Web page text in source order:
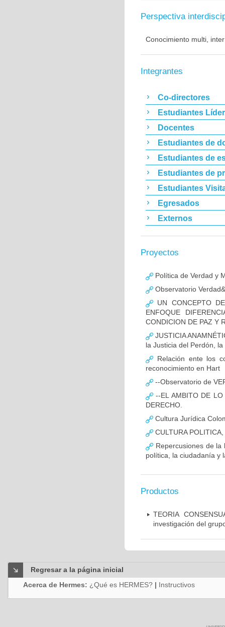
Perspectiva
Conocimiento multi,
Integrantes
Co-directores
Estudiantes
Docentes
Estudiantes de
Estudiantes de
Estudiantes de
Estudiantes
Egresados
Externos
Proyectos
Política de Verdad y
Observatorio
UN CONCEPTO
ENFOQUE
CONDICION DE PAZ Y
JUSTICIA
la Justicia del Perdón,
Relación ente los
reconocimiento en Hart
--Observatorio de
--EL AMBITO DE
DERECHO.
Cultura Jurídica
CULTURA
Repercusiones de
política, la ciudadanía y
Productos
TEORIA
investigación del
Regresar a la página inicial
Acerca de Hermes: ¿Qué es HERMES? | Instructivos